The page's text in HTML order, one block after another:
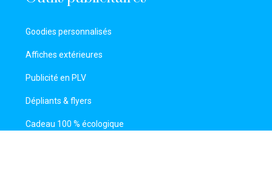
Goodies personnalisés
Affiches extérieures
Publicité en PLV
Dépliants & flyers
Cadeau 100 % écologique